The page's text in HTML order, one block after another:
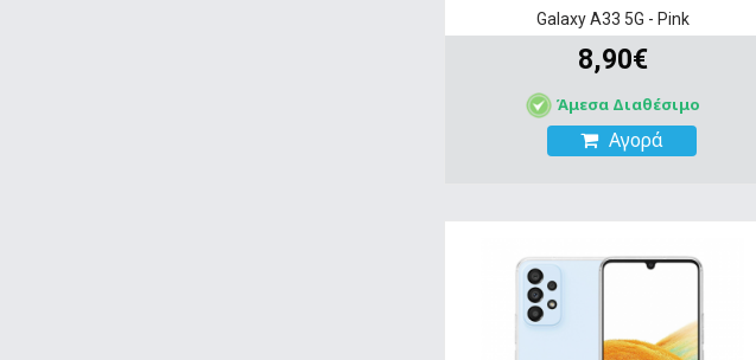
Galaxy A33 5G - Pink
8,90€
Άμεσα Διαθέσιμο
Αγορά